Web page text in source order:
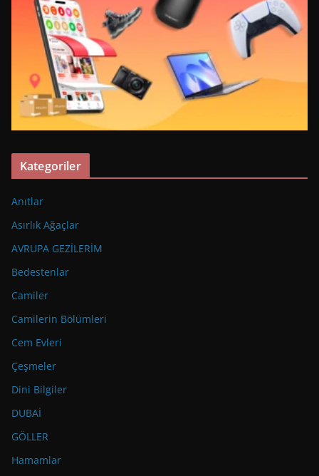
Kategoriler
Anıtlar
Asırlık Ağaçlar
AVRUPA GEZİLERİM
Bedestenlar
Camiler
Camilerin Bölümleri
Cem Evleri
Çeşmeler
Dini Bilgiler
DUBAİ
GÖLLER
Hamamlar